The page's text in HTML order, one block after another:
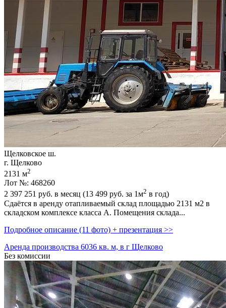
Щелковское ш.
г. Щелково
2131 м2
Лот №: 468260
2 397 251 руб. в месяц (13 499 руб. за 1м2 в год)
Сдаётся в аренду отапливаемый склад площадью 2131 м2 в
складском комплексе класса А. Помещения склада...
Подробное описание (11 фото) + презентация >>
Аренда производства 6036 кв. м, в г Щелково
Без комиссии